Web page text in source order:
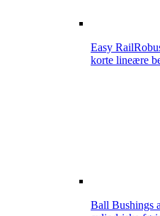
Easy Rail
korte lineære
Ball Bushings